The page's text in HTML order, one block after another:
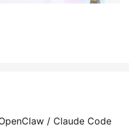
/ Claude Code